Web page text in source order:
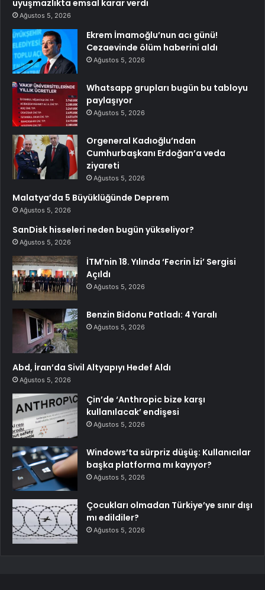
uyuşmazlıkta emsal karar verdi
Ağustos 5, 2026
Ekrem İmamoğlu’nun acı günü!
Cezaevinde ölüm haberini aldı
Ağustos 5, 2026
Whatsapp grupları bugün bu tabloyu
paylaşıyor
Ağustos 5, 2026
Orgeneral Kadıoğlu’ndan
Cumhurbaşkanı Erdoğan’a veda
ziyareti
Ağustos 5, 2026
Malatya’da 5 Büyüklüğünde Deprem
Ağustos 5, 2026
SanDisk hisseleri neden bugün yükseliyor?
Ağustos 5, 2026
İTM’nin 18. Yılında ‘Fecrin İzi’ Sergisi
Açıldı
Ağustos 5, 2026
Benzin Bidonu Patladı: 4 Yaralı
Ağustos 5, 2026
Abd, İran’da Sivil Altyapıyı Hedef Aldı
Ağustos 5, 2026
Çin’de ‘Anthropic bize karşı
kullanılacak’ endişesi
Ağustos 5, 2026
Windows’ta sürpriz düşüş: Kullanıcılar
başka platforma mı kayıyor?
Ağustos 5, 2026
Çocukları olmadan Türkiye’ye sınır dışı
mı edildiler?
Ağustos 5, 2026